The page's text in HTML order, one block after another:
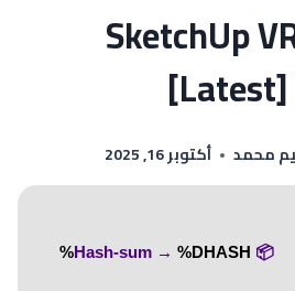
SketchUp
محمد أكتوبر 16, 2025
📦 Hash-sum →
%DHASH%